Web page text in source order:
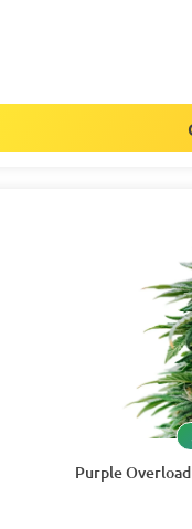
Purple